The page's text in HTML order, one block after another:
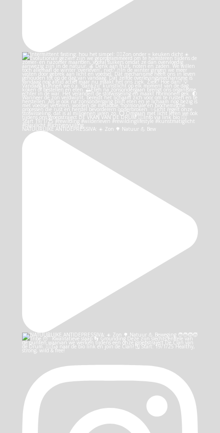
NATUURLIJKE ANTIDEPRESSIVA: ☀️ Zon 🌳 Natuur 💪 Bew